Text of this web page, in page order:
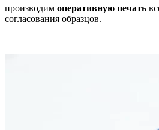
производим оперативную печать
согласования образцов.